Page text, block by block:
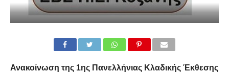
Ανακοίνωση της 1ης Πανελλήνιας ΚλαδικήςΈκθεσης